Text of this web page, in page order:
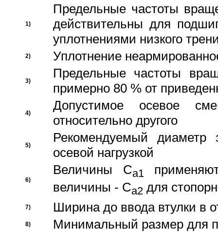
1)
Предельные частоты
действительны для
уплотнениями низкого
2) Уплотнение
3)
Предельные частоты
примерно 80 % от
4)
Допустимое осевое
относительно другого
5)
Рекомендуемый диаметр
осевой нагрузкой
6)
Величины Ca1
величины - Ca2 для
7) Ширина до ввода втулки в
8) Минимальный размер для